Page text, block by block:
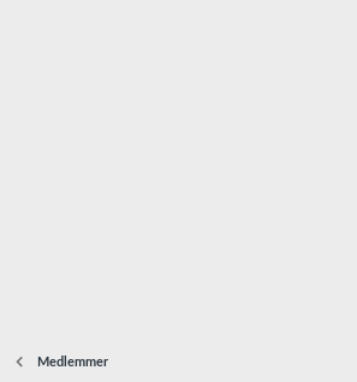
Medlemmer